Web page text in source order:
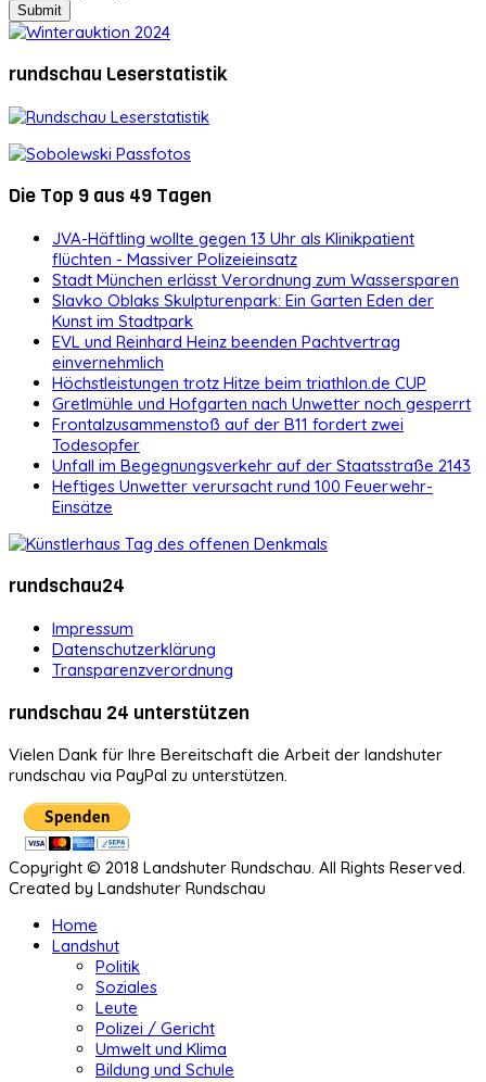
rundschau Leserstatistik
Die Top 9 aus 49 Tagen
JVA-Häftling wollte gegen 13 Uhr als Klinikpatient
flüchten - Massiver Polizeieinsatz
Stadt München erlässt Verordnung zum Wassersparen
Slavko Oblaks Skulpturenpark: Ein Garten Eden der
Kunst im Stadtpark
EVL und Reinhard Heinz beenden Pachtvertrag
einvernehmlich
Höchstleistungen trotz Hitze beim triathlon.de CUP
Gretlmühle und Hofgarten nach Unwetter noch gesperrt
Frontalzusammenstoß auf der B11 fordert zwei
Todesopfer
Unfall im Begegnungsverkehr auf der Staatsstraße 2143
Heftiges Unwetter verursacht rund 100 Feuerwehr-
Einsätze
rundschau24
Impressum
Datenschutzerklärung
Transparenzverordnung
rundschau 24 unterstützen
Vielen Dank für Ihre Bereitschaft die Arbeit der landshuter
rundschau via PayPal zu unterstützen.
Copyright © 2018 Landshuter Rundschau. All Rights Reserved.
Created by Landshuter Rundschau
Home
Landshut
Politik
Soziales
Leute
Polizei / Gericht
Umwelt und Klima
Bildung und Schule